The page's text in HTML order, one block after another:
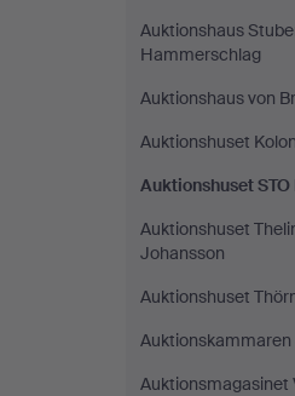
Auktionshaus
Hammerschlag
Auktionshaus von
Auktionshuset
Auktionshuset STO
Auktionshuset
Johansson
Auktionshuset
Auktionsmagasinet